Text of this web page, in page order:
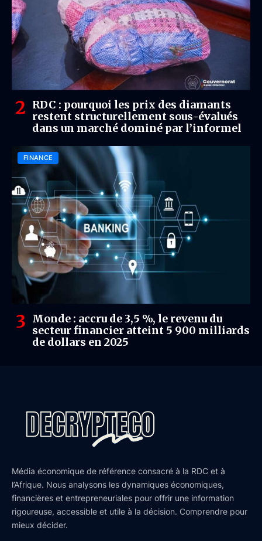
RDC : pourquoi les prix des diamants
restent structurellement sous-évalués
dans un marché dominé par l’informel
FINANCE
Monde : accru de 3,5 %, le revenu du
secteur financier atteint 5 900 milliards
de dollars en 2025
Média économique de référence consacré à la RDC et à
l’Afrique. Nous analysons les dynamiques économiques,
financières et entrepreneuriales pour offrir une information
rigoureuse, accessible et utile à la décision. Comprendre pour
mieux décider.